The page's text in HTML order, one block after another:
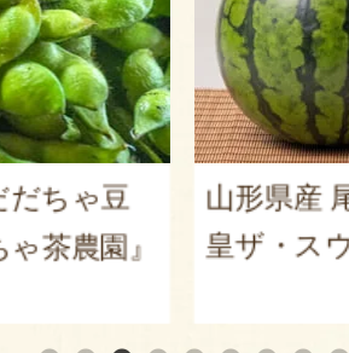
山形県産 尾花沢スイカ 大
皇ザ・スウィート」